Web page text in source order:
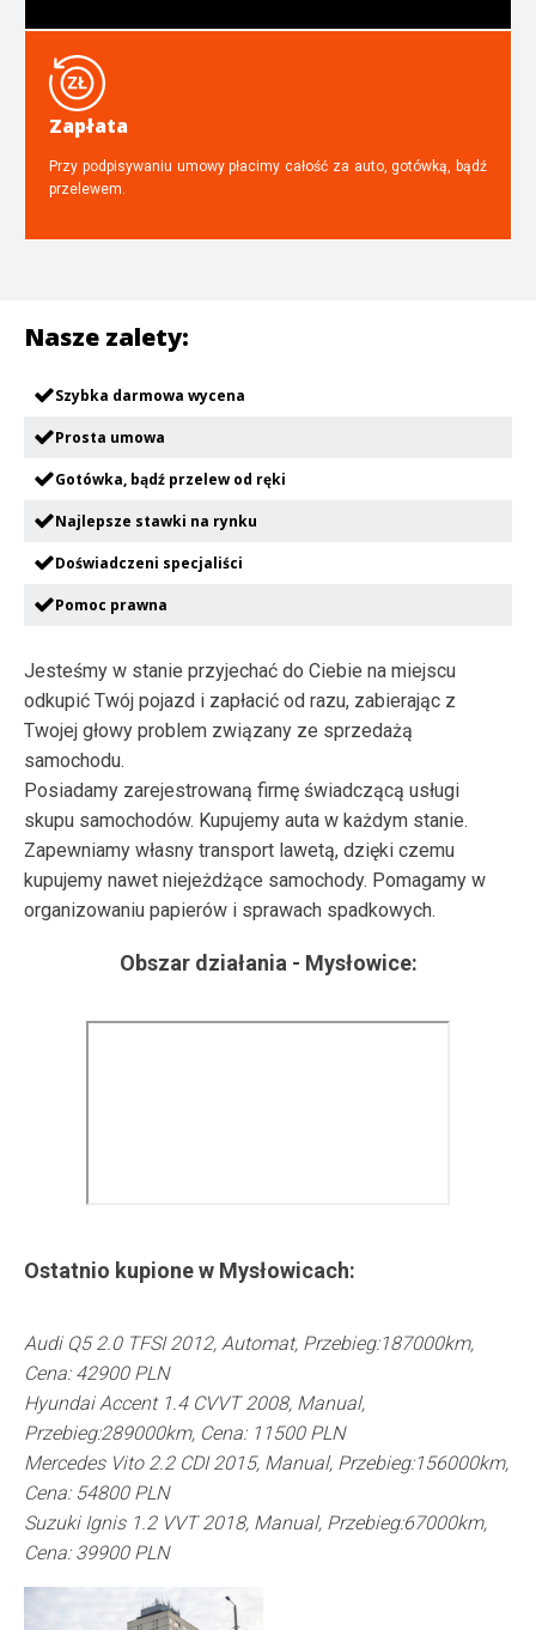
Zapłata
Przy podpisywaniu umowy płacimy całość za auto, gotówką, bądź
przelewem.
Nasze zalety:
Szybka darmowa wycena
Prosta umowa
Gotówka, bądź przelew od ręki
Najlepsze stawki na rynku
Doświadczeni specjaliści
Pomoc prawna
Jesteśmy w stanie przyjechać do Ciebie na miejscu
odkupić Twój pojazd i zapłacić od razu, zabierając z
Twojej głowy problem związany ze sprzedażą
samochodu.
Posiadamy zarejestrowaną firmę świadczącą usługi
skupu samochodów. Kupujemy auta w każdym stanie.
Zapewniamy własny transport lawetą, dzięki czemu
kupujemy nawet niejeżdżące samochody. Pomagamy w
organizowaniu papierów i sprawach spadkowych.
Obszar działania - Mysłowice:
Ostatnio kupione w Mysłowicach:
Audi Q5 2.0 TFSI 2012, Automat, Przebieg:187000km,
Cena: 42900 PLN
Hyundai Accent 1.4 CVVT 2008, Manual,
Przebieg:289000km, Cena: 11500 PLN
Mercedes Vito 2.2 CDI 2015, Manual, Przebieg:156000km,
Cena: 54800 PLN
Suzuki Ignis 1.2 VVT 2018, Manual, Przebieg:67000km,
Cena: 39900 PLN